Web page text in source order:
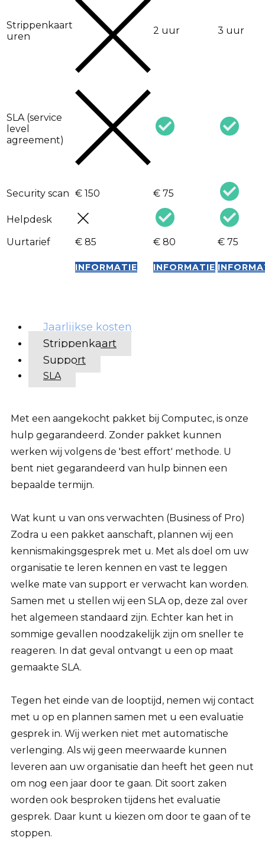
Strippenkaart
uren
2 uur 3 uur
SLA (service
level
agreement)
Security scan € 150 € 75
Helpdesk
Uurtarief
€ 85 € 80 € 75
INFORMATIE INFORMATIE
Jaarlijkse kosten
Strippenkaart
Support
SLA
Met een aangekocht pakket bij Computec, is onze
hulp gegarandeerd. Zonder pakket kunnen
werken wij volgens de 'best effort' methode. U
bent niet gegarandeerd van hulp binnen een
bepaalde termijn.
Wat kunt u van ons verwachten (Business of Pro)
Zodra u een pakket aanschaft, plannen wij een
kennismakingsgesprek met u. Met als doel om uw
organisatie te leren kennen en vast te leggen
welke mate van support er verwacht kan worden.
Samen met u stellen wij een SLA op, deze zal over
het algemeen standaard zijn. Echter kan het in
sommige gevallen noodzakelijk zijn om sneller te
reageren. In dat geval ontvangt u een op maat
gemaakte SLA.
Tegen het einde van de looptijd, nemen wij contact
met u op en plannen samen met u een evaluatie
gesprek in. Wij werken niet met automatische
verlenging. Als wij geen meerwaarde kunnen
leveren aan uw organisatie dan heeft het geen nut
om nog een jaar door te gaan. Dit soort zaken
worden ook besproken tijdens het evaluatie
gesprek. Daar kunt u kiezen om door te gaan of te
stoppen.